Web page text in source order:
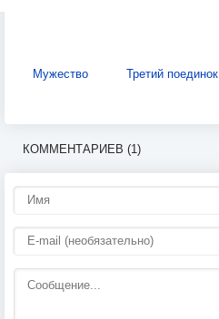
Мужество Третий поединок
КОММЕНТАРИЕВ (1)